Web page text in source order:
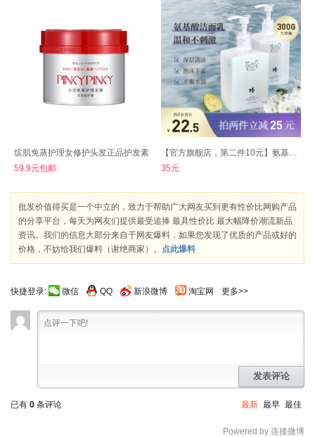
缤肌免蒸护理女修护头发正品护发素
59.9元包邮
【官方旗舰店，第二件10元】氨基酸洗面奶大容量*300g
35元
批发价值得买是一个中立的，致力于帮助广大网友买到更有性价比网购产品
的分享平台，每天为网友们提供最受追捧 最具性价比 最大幅降价潮流新品
资讯。我们的信息大部分来自于网友爆料，如果您发现了优质的产品或好的
价格，不妨给我们爆料（谢绝商家）。 点此爆料
快捷登录: 微信 QQ 新浪微博 淘宝网 更多>>
发表评论
已有 0 条评论 最新 最早 最佳
Powered by 连接微博